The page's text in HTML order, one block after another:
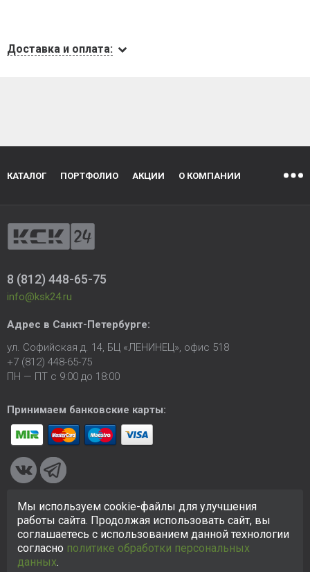
Доставка и оплата:
КАТАЛОГ ПОРТФОЛИО АКЦИИ О КОМПАНИИ
8 (812) 448-65-75
info@ksk24.ru
Адрес в Санкт-Петербурге:
ул. Софийская д. 14, БЦ «ЛЕНИНЕЦ», офис 518
+7 (812) 448-65-75
ПН — ПТ с 9:00 до 18:00
Принимаем банковские карты:
© 2005-2026 ООО «КСК». Сайтhttps://ksk24.ruсоздан
исключительно в информационных целях и любая информация
на сайте не является публичной офертой.Политика в
отношении персональных данных
Мы используем cookie-файлы для улучшения
работы сайта. Продолжая использовать сайт, вы
соглашаетесь с использованием данной технологии
согласно политике обработки персональных
данных.